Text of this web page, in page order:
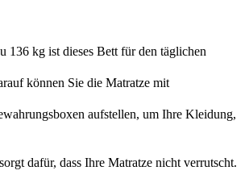
136 kg ist dieses Bett für den täglichen
können Sie die Matratze mit
aufstellen, um Ihre Kleidung,
dafür, dass Ihre Matratze nicht verrutscht.